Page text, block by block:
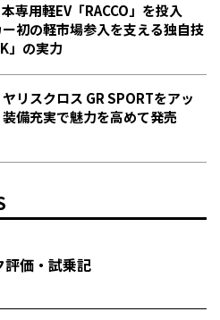
本専用軽EV「RACCO」を投入
初の軽市場参入を支える独自技
」の実力
ヤリスクロス GR SPORTをアッ
備充実で魅力を高めて発売
評価・試乗記